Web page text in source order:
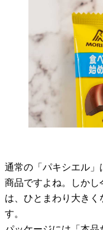
通常の「パキシエル」
商品ですよね。しか
は、ひとまわり大き
す。